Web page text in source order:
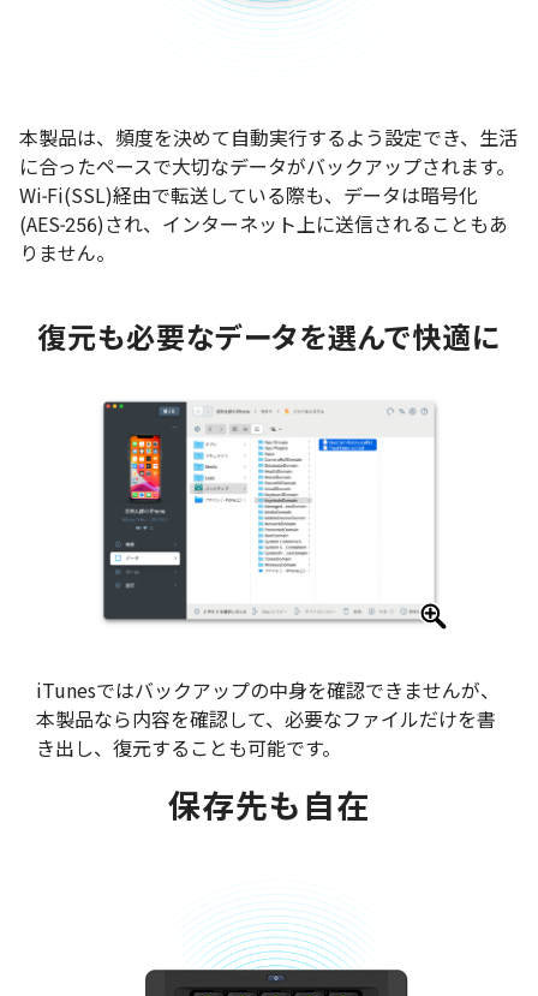
本製品は、頻度を決めて自動実行するよう設定でき、生活
に合ったペースで大切なデータがバックアップされます。
Wi-Fi(SSL)経由で転送している際も、データは暗号化
(AES-256)され、インターネット上に送信されることもあ
りません。
復元も必要なデータを選んで快適に
iTunesではバックアップの中身を確認できませんが、
本製品なら内容を確認して、必要なファイルだけを書
き出し、復元することも可能です。
保存先も自在